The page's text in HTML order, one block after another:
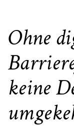
Ohne
keine